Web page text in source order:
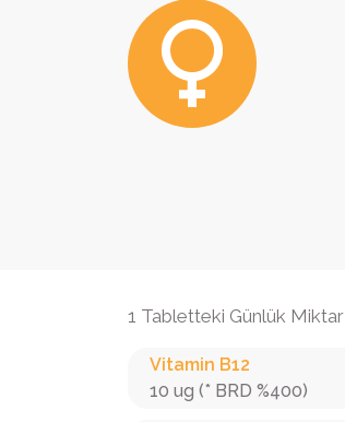
1 Tabletteki Günlük Miktar
Vitamin B12
10 ug (* BRD %400)